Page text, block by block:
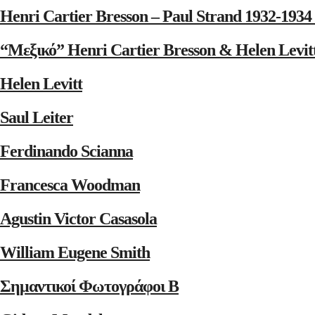
Henri Cartier Bresson – Paul Strand 1932-
“Μεξικό” Henri Cartier Bresson & Helen
Helen Levitt
Saul Leiter
Ferdinando Scianna
Francesca Woodman
Agustin Victor Casasola
William Eugene Smith
Σημαντικοί Φωτογράφοι Β